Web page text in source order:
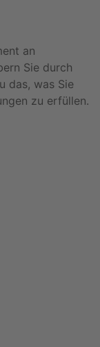
an
Sie durch
das, was Sie
zu erfüllen.